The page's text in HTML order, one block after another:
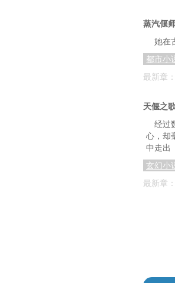
蒸汽偃
她在
都市小
最新章：
天偃之
经过
心，却
中走出
玄幻小
最新章：